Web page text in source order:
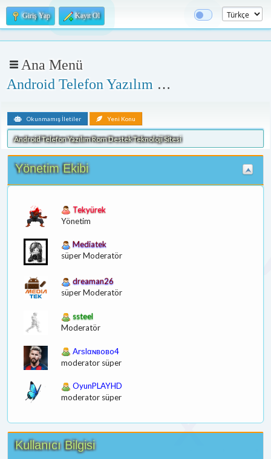
Giriş Yap Kayıt Ol
Ana Menü
Android Telefon Yazılım Rom Destek Teknoloji Sitesi
Okunmamış İletiler Yeni Konu
Android Telefon Yazılım Rom Destek Teknoloji Sitesi
Yönetim Ekibi
Tekyürek
Yönetim
Mediatek
süper Moderatör
dreaman26
süper Moderatör
ssteel
Moderatör
Arѕlαɴвoвo4
moderator süper
OyunPLAYHD
moderator süper
Kullanıcı Bilgisi